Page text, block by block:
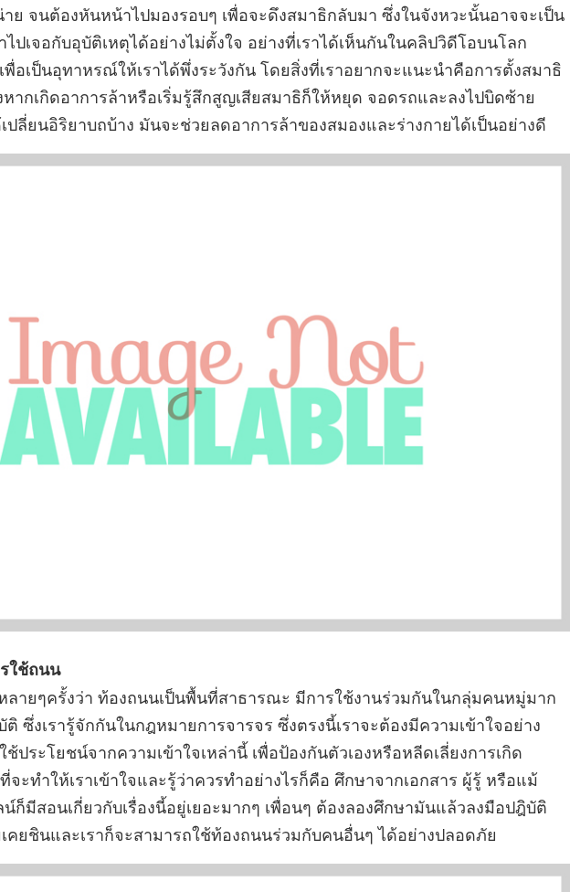
าย จนต้องหันหน้าไปมองรอบๆ เพื่อจะดึงสมาธิกลับมา ซึ่งในจังหวะนั้นอาจจะเป็น
ไปเจอกับอุบัติเหตุได้อย่างไม่ตั้งใจ อย่างที่เราได้เห็นกันในคลิปวิดีโอบนโลก
อเป็นอุทาหรณ์ให้เราได้พึ่งระวังกัน โดยสิ่งที่เราอยากจะแนะนำคือการตั้งสมาธิ
ากเกิดอาการล้าหรือเริ่มรู้สึกสูญเสียสมาธิก็ให้หยุด จอดรถและลงไปบิดซ้าย
ปลี่ยนอิริยาบถบ้าง มันจะช่วยลดอาการล้าของสมองและร่างกายได้เป็นอย่างดี
ใช้ถนน
ลายๆครั้งว่า ท้องถนนเป็นพื้นที่สาธารณะ มีการใช้งานร่วมกันในกลุ่มคนหมู่มาก
ซึ่งเรารู้จักกันในกฎหมายการจารจร ซึ่งตรงนี้เราจะต้องมีความเข้าใจอย่าง
ประโยชน์จากความเข้าใจเหล่านี้ เพื่อป้องกันตัวเองหรือหลีดเลี่ยงการเกิด
จะทำให้เราเข้าใจและรู้ว่าควรทำอย่างไรก็คือ ศึกษาจากเอกสาร ผู้รู้ หรือแม้
ก็มีสอนเกี่ยวกับเรื่องนี้อยู่เยอะมากๆ เพื่อนๆ ต้องลองศึกษามันแล้วลงมือปฎิบัติ
เคยชินและเราก็จะสามารถใช้ท้องถนนร่วมกับคนอื่นๆ ได้อย่างปลอดภัย